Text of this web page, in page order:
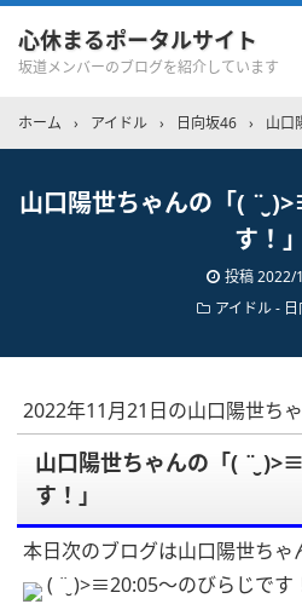
心休まるポータルサイト
坂道メンバーのブログを紹介しています
ホーム › アイドル › 日向坂46 › 山口
山口陽世ちゃんの「( ¨̮
す！」
投稿2022/
アイドル -
2022年11月21日の山口陽世ち
山口陽世ちゃんの「( ¨̮
す！」
本日次のブログは山口陽世ちゃ
( ¨̮ )>≡20:05〜のびらじです